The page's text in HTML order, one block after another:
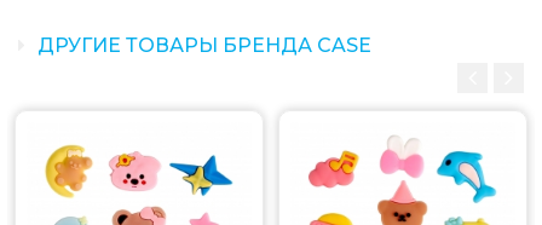
ДРУГИЕ ТОВАРЫ БРЕНДА CASE